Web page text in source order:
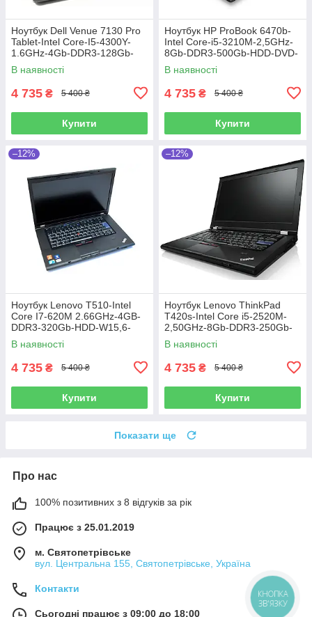
Ноутбук Dell Venue 7130 Pro
Tablet-Intel Core-I5-4300Y-
1.6GHz-4Gb-DDR3-128Gb-
SSD-W10.8-FHD-Web-IPS-
(B)-Б/B
В наявності
4 735 ₴ 5 400 ₴
Купити
Ноутбук HP ProBook 6470b-
Intel Core-i5-3210M-2,5GHz-
8Gb-DDR3-500Gb-HDD-DVD-
R-W14-HD-Web-(B)-Б/В
В наявності
4 735 ₴ 5 400 ₴
Купити
–12%
Ноутбук Lenovo T510-Intel
Core I7-620M 2.66GHz-4GB-
DDR3-320Gb-HDD-W15,6-
NVIDIA NVS 3100m(512mb)-
Web-(B)-Б/В
В наявності
4 735 ₴ 5 400 ₴
Купити
–12%
Ноутбук Lenovo ThinkPad
T420s-Intel Core i5-2520M-
2,50GHz-8Gb-DDR3-250Gb-
HDD-W14-Web-(B)-Б/В
В наявності
4 735 ₴ 5 400 ₴
Купити
Показати ще
Про нас
100% позитивних з 8 відгуків за рік
Працює з 25.01.2019
м. Святопетрівське
вул. Центральна 155, Святопетрівське, Україна
Контакти
Сьогодні працює з 09:00 до 18:00
КНОПКА
ЗВ'ЯЗКУ